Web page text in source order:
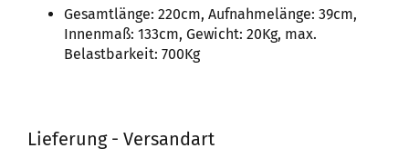
Gesamtlänge: 220cm, Aufnahmelänge: 39cm,
Innenmaß: 133cm, Gewicht: 20Kg, max.
Belastbarkeit: 700Kg
Lieferung - Versandart